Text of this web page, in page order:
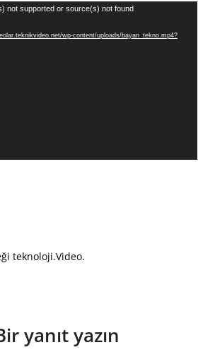
not supported or source(s) not found
wp-content/uploads/bayan_tekno.mp4?
teknoloji.Video.
yanıt yazın